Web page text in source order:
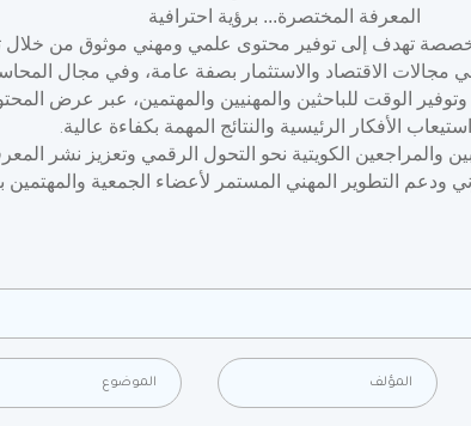
المعرفة المختصرة... برؤية احترافية
تهدف إلى توفير محتوى علمي ومهني موثوق من خلال
في مجالات الاقتصاد والاستثمار بصفة عامة، وفي مجال
الوقت للباحثين والمهنيين والمهتمين، عبر عرض
الأفكار الرئيسية والنتائج المهمة بكفاءة عالية.
الكويتية نحو التحول الرقمي وتعزيز نشر
ودعم التطوير المهني المستمر لأعضاء الجمعية والمهتمين